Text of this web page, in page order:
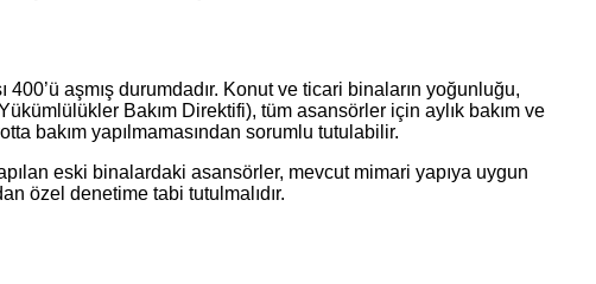
aşmış durumdadır. Konut ve ticari binaların yoğunluğu,
Bakım Direktifi), tüm asansörler için aylık bakım ve
bakım yapılmamasından sorumlu tutulabilir.
eski binalardaki asansörler, mevcut mimari yapıya uygun
özel denetime tabi tutulmalıdır.